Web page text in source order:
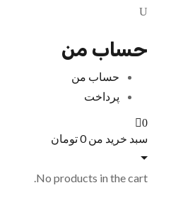
حساب من
حساب من
پرداخت
0
سبد خرید من0تومان
No products in the cart.